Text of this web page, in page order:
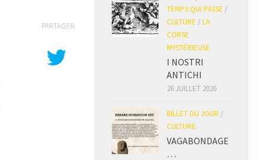
PARTAGER
TEMPS QUI PASSE /
CULTURE / LA
CORSE
MYSTÉRIEUSE
I NOSTRI
ANTICHI
26 JUILLET 2026
BILLET DU JOUR /
CULTURE
VAGABONDAGE
…